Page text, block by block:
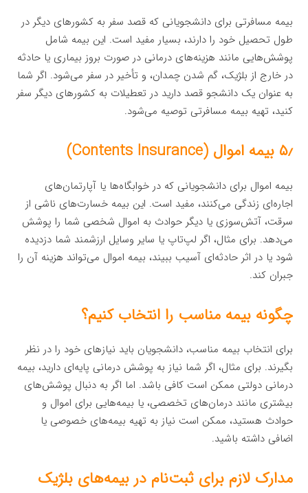
بیمه مسافرتی برای دانشجویانی که قصد سفر به کشورهای دیگر در
طول تحصیل خود را دارند، بسیار مفید است. این بیمه شامل
پوشش‌هایی مانند هزینه‌های درمانی در صورت بروز بیماری یا حادثه
در خارج از بلژیک، گم شدن چمدان، و تأخیر در سفر می‌شود. اگر شما
به عنوان یک دانشجو قصد دارید در تعطیلات به کشورهای دیگر سفر
کنید، تهیه بیمه مسافرتی توصیه می‌شود.
۵٫ بیمه اموال (Contents Insurance)
بیمه اموال برای دانشجویانی که در خوابگاه‌ها یا آپارتمان‌های
اجاره‌ای زندگی می‌کنند، مفید است. این بیمه خسارت‌های ناشی از
سرقت، آتش‌سوزی یا دیگر حوادث به اموال شخصی شما را پوشش
می‌دهد. برای مثال، اگر لپ‌تاپ یا سایر وسایل ارزشمند شما دزدیده
شود یا در اثر حادثه‌ای آسیب ببیند، بیمه اموال می‌تواند هزینه آن را
جبران کند.
چگونه بیمه مناسب را انتخاب کنیم؟
برای انتخاب بیمه مناسب، دانشجویان باید نیازهای خود را در نظر
بگیرند. برای مثال، اگر شما نیاز به پوشش درمانی پایه‌ای دارید، بیمه
درمانی دولتی ممکن است کافی باشد. اما اگر به دنبال پوشش‌های
بیشتری مانند درمان‌های تخصصی، یا بیمه‌هایی برای اموال و
حوادث هستید، ممکن است نیاز به تهیه بیمه‌های خصوصی یا
اضافی داشته باشید.
مدارک لازم برای ثبت‌نام در بیمه‌های بلژیک